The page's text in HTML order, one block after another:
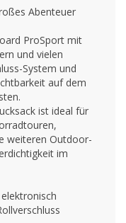
Abenteuer
ProSport mit
und vielen
System und
auf dem
ist ideal für
weiteren Outdoor-
im